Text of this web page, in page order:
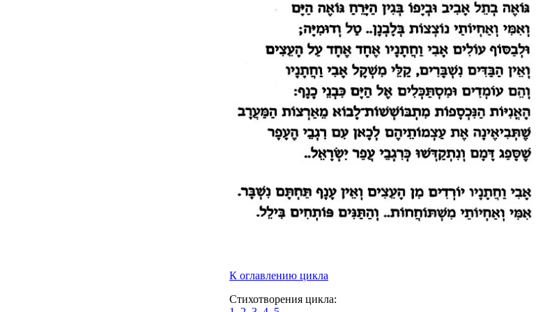
К оглавлению цикла
Стихотворения цикла: